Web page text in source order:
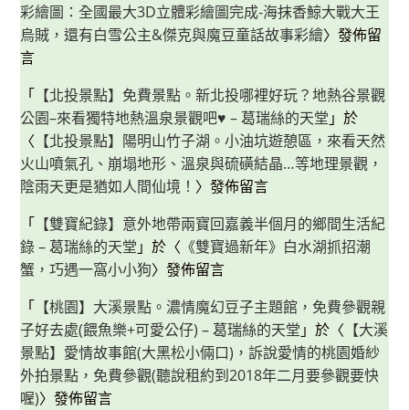
彩繪圖：全國最大3D立體彩繪圖完成-海抹香鯨大戰大王
烏賊，還有白雪公主&傑克與魔豆童話故事彩繪〉發佈留
言
「 【北投景點】免費景點。新北投哪裡好玩？地熱谷景觀
公園–來看獨特地熱溫泉景觀吧♥ – 葛瑞絲的天堂 」於
〈 【北投景點】陽明山竹子湖。小油坑遊憩區，來看天然
火山噴氣孔、崩塌地形、溫泉與硫磺結晶…等地理景觀，
陰雨天更是猶如人間仙境！ 〉發佈留言
「 【雙寶紀錄】意外地帶兩寶回嘉義半個月的鄉間生活紀
錄 – 葛瑞絲的天堂 」於〈 《雙寶過新年》白水湖抓招潮
蟹，巧遇一窩小小狗〉發佈留言
「 【桃園】大溪景點。濃情魔幻豆子主題館，免費參觀親
子好去處(餵魚樂+可愛公仔) – 葛瑞絲的天堂 」於〈 【大溪
景點】愛情故事館(大黑松小倆口)，訴說愛情的桃園婚紗
外拍景點，免費參觀(聽說租約到2018年二月要參觀要快
喔)〉發佈留言